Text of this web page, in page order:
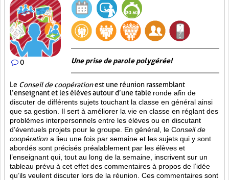
0 Une prise de parole polygérée!
Le Conseil de coopérationest une réunion rassemblant
l’enseignant et les élèves autour d’une table ronde afin de
discuter de différents sujets touchant la classe en général ainsi
que sa gestion. Il sert à améliorer la vie en classe en réglant des
problèmes interpersonnels entre les élèves ou en discutant
d’éventuels projets pour le groupe. En général, le Conseil de
coopération a lieu une fois par semaine et les sujets qui y sont
abordés sont précisés préalablement par les élèves et
l’enseignant qui, tout au long de la semaine, inscrivent sur un
tableau prévu à cet effet des commentaires à propos de l’idée
qu’ils veulent discuter lors de la réunion. Ces commentaires sont